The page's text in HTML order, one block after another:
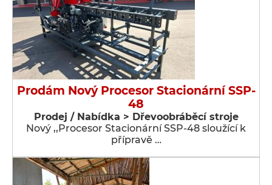
Prodám Nový Procesor Stacionární SSP-
48
Prodej / Nabídka > Dřevoobráběcí stroje
Nový ,,Procesor Stacionární SSP-48 sloužící k
přípravě …